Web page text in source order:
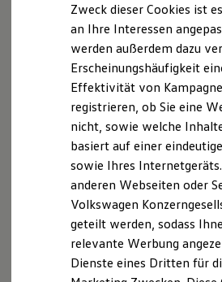
Laden
Laden unterwegs
Laden Zuhause
Ladezeitensimulator
Batterie
Sicherheit
Garantie und
Nachhaltigkeit
Technologie
Kosten und Kauf
Verbrauchskosten
Kaufoptionen
E-Auto-Förderung
Software und Konnektivität
Die ID. Software 6
ID. Software
Digitale Extras
Schnittstellen zu
Fahrzeugangebot
Servicetermin buchen
Serviceanfrage stellen
Zweck dieser Cookies ist
an Ihre Interessen
werden außerdem dazu
Erscheinungshäufigkeit
Effektivität von
registrieren, ob Sie eine
nicht, sowie welche
basiert auf einer
sowie Ihres
anderen Webseiten oder
Volkswagen
geteilt werden, sodass
relevante Werbung
Dienste eines Dritten für